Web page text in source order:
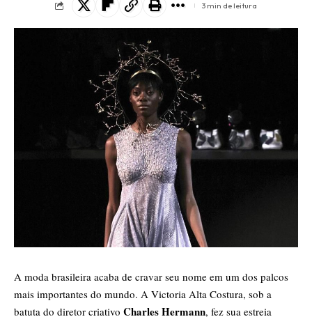
3 min de leitura
A moda brasileira acaba de cravar seu nome em um dos palcos
mais importantes do mundo. A Victoria Alta Costura, sob a
batuta do diretor criativo Charles Hermann, fez sua estreia